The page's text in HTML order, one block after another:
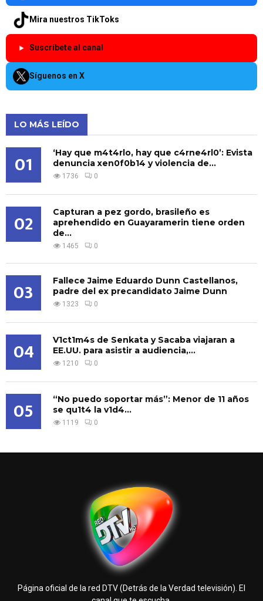
Mira nuestros TikToks
Suscríbete al canal
Síguenos en X
LO MÁS LEÍDO
01
‘Hay que m4t4rlo, hay que c4rne4rl0’: Evista
denuncia xen0f0b14 y violencia de...
1736 0
02
Capturan a pez gordo, brasileño es
aprehendido en Guayaramerin tiene orden
de...
1465 0
03
Fallece Jaime Eduardo Dunn Castellanos,
padre del ex precandidato Jaime Dunn
1323 0
04
V1ct1m4s de Senkata y Sacaba viajaran a
EE.UU. para asistir a audiencia,...
1210 0
05
“No puedo soportar más”: Menor de 11 años
se qu1t4 la v1d4...
1119 0
Página oficial de la red DTV (Detrás de la Verdad televisión). El